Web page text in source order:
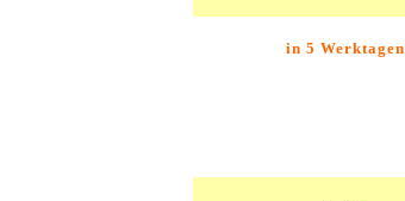
in 5 Werktagen